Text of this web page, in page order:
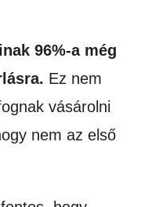
96%-a még
Ez nem
vásárolni
nem az első